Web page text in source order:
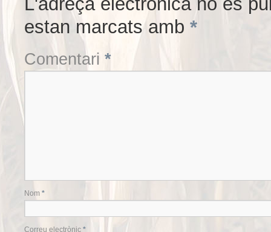
estan marcats amb *
Comentari *
Nom *
Correu electrònic *